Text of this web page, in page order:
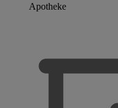
Apotheke